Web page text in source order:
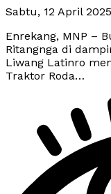
Sabtu, 12 April
Enrekang, MNP –
Ritangnga di
Liwang Latinro
Traktor Roda…